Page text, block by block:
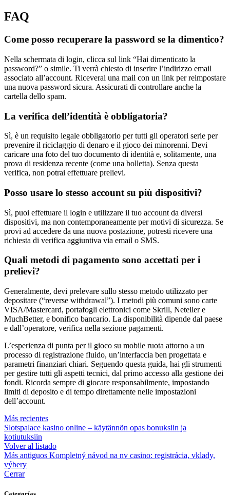
FAQ
Come posso recuperare la password se la dimentico?
Nella schermata di login, clicca sul link “Hai dimenticato la
password?” o simile. Ti verrà chiesto di inserire l’indirizzo email
associato all’account. Riceverai una mail con un link per reimpostare
una nuova password sicura. Assicurati di controllare anche la
cartella dello spam.
La verifica dell’identità è obbligatoria?
Sì, è un requisito legale obbligatorio per tutti gli operatori serie per
prevenire il riciclaggio di denaro e il gioco dei minorenni. Devi
caricare una foto del tuo documento di identità e, solitamente, una
prova di residenza recente (come una bolletta). Senza questa
verifica, non potrai effettuare prelievi.
Posso usare lo stesso account su più dispositivi?
Sì, puoi effettuare il login e utilizzare il tuo account da diversi
dispositivi, ma non contemporaneamente per motivi di sicurezza. Se
provi ad accedere da una nuova postazione, potresti ricevere una
richiesta di verifica aggiuntiva via email o SMS.
Quali metodi di pagamento sono accettati per i
prelievi?
Generalmente, devi prelevare sullo stesso metodo utilizzato per
depositare (“reverse withdrawal”). I metodi più comuni sono carte
VISA/Mastercard, portafogli elettronici come Skrill, Neteller e
MuchBetter, e bonifico bancario. La disponibilità dipende dal paese
e dall’operatore, verifica nella sezione pagamenti.
L’esperienza di punta per il gioco su mobile ruota attorno a un
processo di registrazione fluido, un’interfaccia ben progettata e
parametri finanziari chiari. Seguendo questa guida, hai gli strumenti
per gestire tutti gli aspetti tecnici, dal primo accesso alla gestione dei
fondi. Ricorda sempre di giocare responsabilmente, impostando
limiti di deposito e di tempo direttamente nelle impostazioni
dell’account.
Más recientes
Slotspalace kasino online – käytännön opas bonuksiin ja
kotiutuksiin
Volver al listado
Más antiguos Kompletný návod na nv casino: registrácia, vklady,
výbery
Cerrar